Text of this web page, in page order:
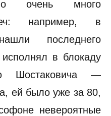
очень много
например, в
последнего
в блокаду
Шостаковича —
ей было уже за 80,
невероятные